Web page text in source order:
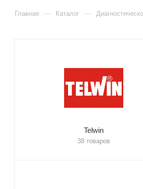
Главная — Каталог —
Telwin
38 товаров